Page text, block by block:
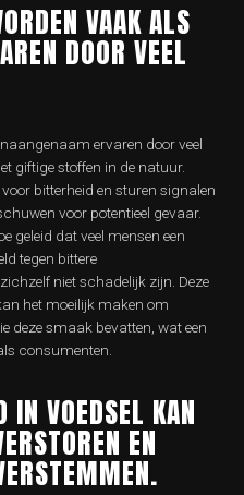
VAAK ALS
DOOR VEEL
ervaren door veel
giftige stoffen in de natuur.
bitterheid en sturen signalen
voor potentieel gevaar.
geleid dat veel mensen een
tegen bittere
niet schadelijk zijn. Deze
het moeilijk maken om
deze smaak bevatten, wat een
consumenten.
IN VOEDSEL KAN
EN